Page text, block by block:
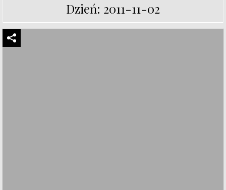
Dzień: 2011-11-02